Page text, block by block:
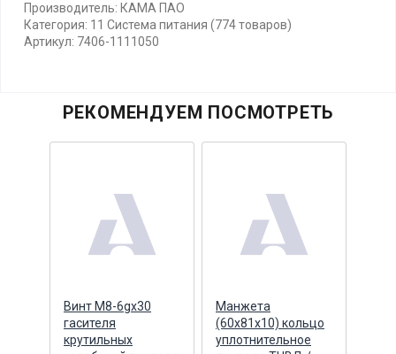
Производитель: КАМА ПАО
Категория: 11 Система питания (774 товаров)
Артикул: 7406-1111050
РЕКОМЕНДУЕМ ПОСМОТРЕТЬ
Винт М8-6gх30
гасителя
крутильных
Манжета
(60х81х10) кольцо
уплотнительное